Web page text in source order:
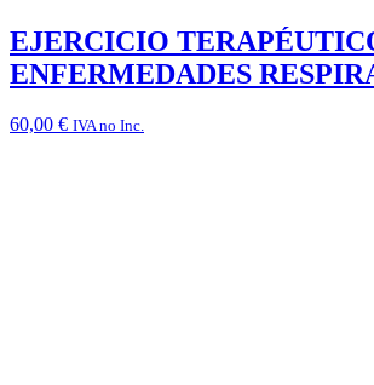
EJERCICIO
ENFERMEDADES
60,00 € IVA no Inc.